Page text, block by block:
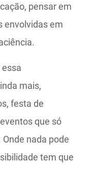
pensar em
envolvidas em
essa
mais,
festa de
que só
nada pode
tem que